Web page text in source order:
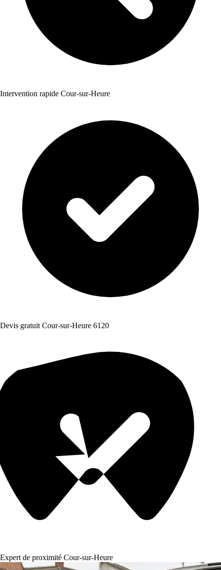
Intervention rapide Cour-sur-Heure
Devis gratuit Cour-sur-Heure 6120
Expert de proximité Cour-sur-Heure